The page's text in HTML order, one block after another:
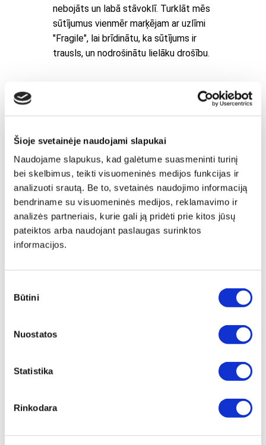
Šioje svetainėje naudojami slapukai
Naudojame slapukus, kad galėtume suasmeninti turinį
bei skelbimus, teikti visuomeninės medijos funkcijas ir
analizuoti srautą. Be to, svetainės naudojimo informaciją
bendriname su visuomeninės medijos, reklamavimo ir
analizės partneriais, kurie gali ją pridėti prie kitos jūsų
pateiktos arba naudojant paslaugas surinktos
informacijos.
pasirinkimas
Būtini
Nuostatos
Statistika
Rinkodara
nebojāts un labā stāvoklī. Turklāt mēs
sūtījumus vienmēr marķējam ar uzlīmi
"Fragile", lai brīdinātu, ka sūtījums ir
trausls, un nodrošinātu lielāku drošību.
apakšrāmja papildus ierāmētu baltā,
padarīs audeklu par vēl greznāku jūsu
Mēs varam ierāmēt arī jūsu jau esošo